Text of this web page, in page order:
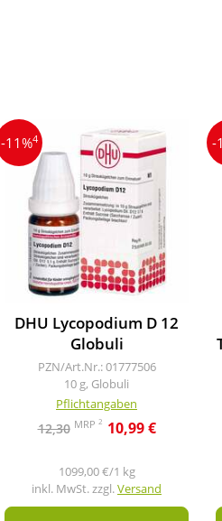
-11%4
DHU Lycopodium D 12
Globuli
PZN/Art.Nr.: 01777506
10 g, Globuli
Pflichtangaben
12,30 MRP 2 10,99 €
1099,00 €/1 kg
inkl. MwSt. zzgl.Versand
-